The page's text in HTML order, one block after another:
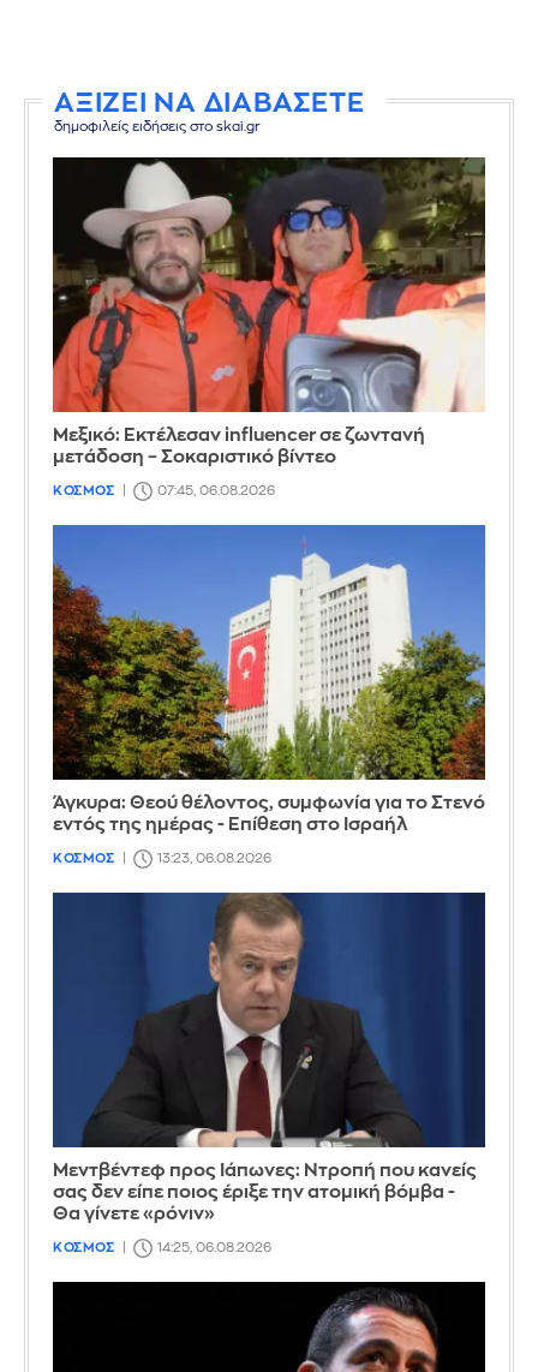
ΑΞΙΖΕΙ ΝΑ ΔΙΑΒΑΣΕΤΕ
δημοφιλείς ειδήσεις στο skai.gr
Μεξικό: Εκτέλεσαν influencer σε ζωντανή
μετάδοση – Σοκαριστικό βίντεο
ΚΟΣΜΟΣ 07:45, 06.08.2026
Άγκυρα: Θεού θέλοντος, συμφωνία για το Στενό
εντός της ημέρας - Επίθεση στο Ισραήλ
ΚΟΣΜΟΣ 13:23, 06.08.2026
Μεντβέντεφ προς Ιάπωνες: Ντροπή που κανείς
σας δεν είπε ποιος έριξε την ατομική βόμβα -
Θα γίνετε «ρόνιν»
ΚΟΣΜΟΣ 14:25, 06.08.2026